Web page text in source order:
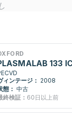
133
ィンテージ： 2008
態： 中古
終検証： 60日以上前